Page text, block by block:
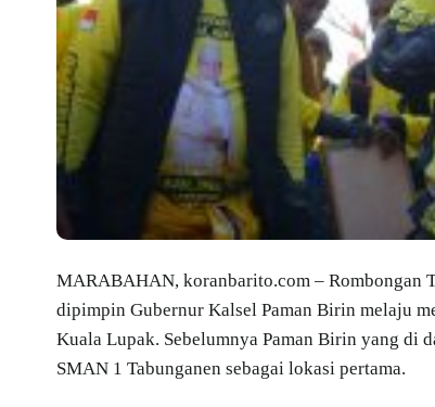
MARABAHAN, koranbarito.com – Rombongan
dipimpin Gubernur Kalsel Paman Birin melaju
Kuala Lupak. Sebelumnya Paman Birin yang di
SMAN 1 Tabunganen sebagai lokasi pertama.